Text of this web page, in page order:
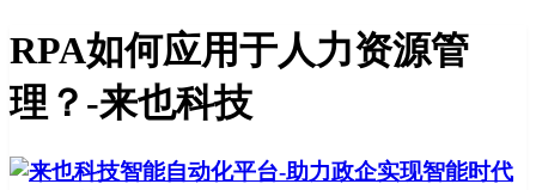
RPA如何应用于人力资源管
理？-来也科技